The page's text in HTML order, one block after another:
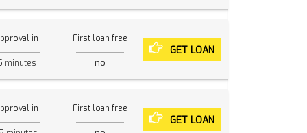
in
minutes
First loan free
no
GET LOAN
in First loan free
GET LOAN